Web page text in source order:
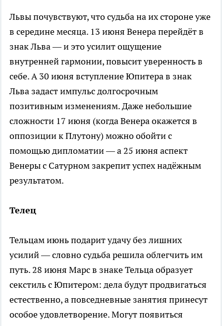
Львы почувствуют, что судьба на их стороне уже
в середине месяца. 13 июня Венера перейдёт в
знак Льва — и это усилит ощущение
внутренней гармонии, повысит уверенность в
себе. А 30 июня вступление Юпитера в знак
Льва задаст импульс долгосрочным
позитивным изменениям. Даже небольшие
сложности 17 июня (когда Венера окажется в
оппозиции к Плутону) можно обойти с
помощью дипломатии — а 25 июня аспект
Венеры с Сатурном закрепит успех надёжным
результатом.
Телец
Тельцам июнь подарит удачу без лишних
усилий — словно судьба решила облегчить им
путь. 28 июня Марс в знаке Тельца образует
секстиль с Юпитером: дела будут продвигаться
естественно, а повседневные занятия принесут
особое удовлетворение. Могут появиться